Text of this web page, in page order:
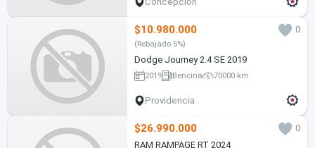
$10.980.000 0
(Rebajado 5%)
Dodge Journey 2.4 SE 2019
2019 Bencina 70000 km
Providencia
$26.990.000
0
RAM RAMPAGE RT 2024